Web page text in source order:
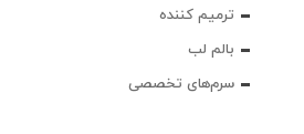
ترمیم کننده
بالم لب
سرم‌های تخصصی